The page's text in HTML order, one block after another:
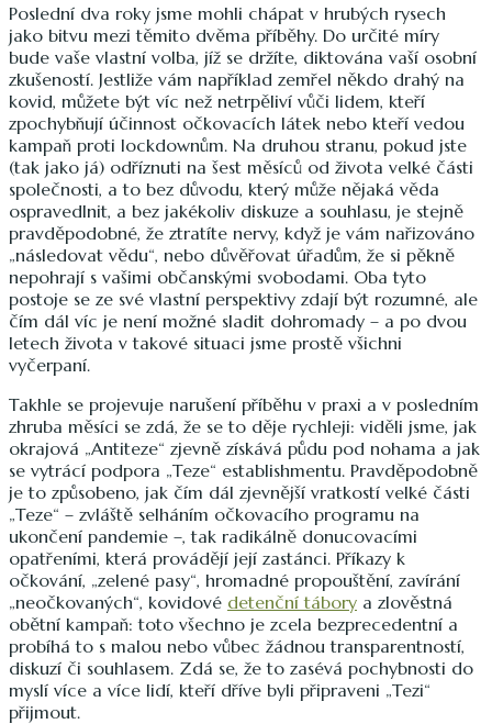
Poslední dva roky jsme mohli chápat v hrubých rysech
jako bitvu mezi těmito dvěma příběhy. Do určité míry
bude vaše vlastní volba, jíž se držíte, diktována vaší osobní
zkušeností. Jestliže vám například zemřel někdo drahý na
kovid, můžete být víc než netrpěliví vůči lidem, kteří
zpochybňují účinnost očkovacích látek nebo kteří vedou
kampaň proti lockdownům. Na druhou stranu, pokud jste
(tak jako já) odříznuti na šest měsíců od života velké části
společnosti, a to bez důvodu, který může nějaká věda
ospravedlnit, a bez jakékoliv diskuze a souhlasu, je stejně
pravděpodobné, že ztratíte nervy, když je vám nařizováno
„následovat vědu“, nebo důvěřovat úřadům, že si pěkně
nepohrají s vašimi občanskými svobodami. Oba tyto
postoje se ze své vlastní perspektivy zdají být rozumné, ale
čím dál víc je není možné sladit dohromady – a po dvou
letech života v takové situaci jsme prostě všichni
vyčerpaní.
Takhle se projevuje narušení příběhu v praxi a v posledním
zhruba měsíci se zdá, že se to děje rychleji: viděli jsme, jak
okrajová „Antiteze“ zjevně získává půdu pod nohama a jak
se vytrácí podpora „Teze“ establishmentu. Pravděpodobně
je to způsobeno, jak čím dál zjevnější vratkostí velké části
„Teze“ – zvláště selháním očkovacího programu na
ukončení pandemie –, tak radikálně donucovacími
opatřeními, která provádějí její zastánci. Příkazy k
očkování, „zelené pasy“, hromadné propouštění, zavírání
„neočkovaných“, kovidové detenční tábory a zlověstná
obětní kampaň: toto všechno je zcela bezprecedentní a
probíhá to s malou nebo vůbec žádnou transparentností,
diskuzí či souhlasem. Zdá se, že to zasévá pochybnosti do
myslí více a více lidí, kteří dříve byli připraveni „Tezi“
přijmout.